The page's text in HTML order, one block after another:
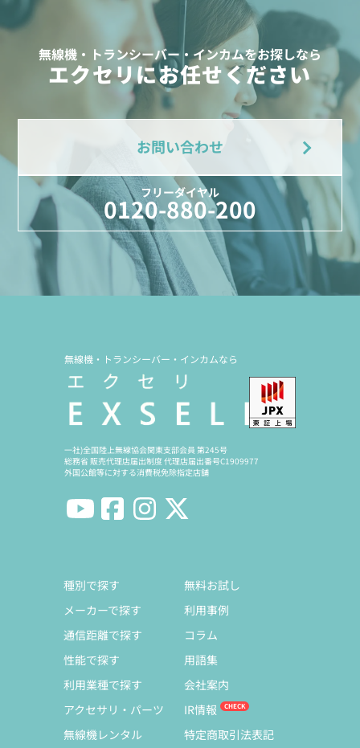
無線機・トランシーバー・インカムをお探しなら
エクセリにお任せください
お問い合わせ
フリーダイヤル
0120-880-200
無線機・トランシーバー・インカムなら
一社)全国陸上無線協会関東支部会員 第245号
総務省 販売代理店届出制度 代理店届出番号C1909977
外国公館等に対する消費税免除指定店舗
種別で探す
メーカーで探す
通信距離で探す
性能で探す
利用業種で探す
アクセサリ・パーツ
無線機レンタル
無料お試し
利用事例
コラム
用語集
会社案内
IR情報
特定商取引法表記